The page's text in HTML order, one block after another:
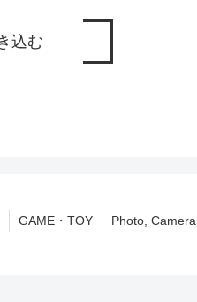
込む
GAME・TOY Photo, Camera